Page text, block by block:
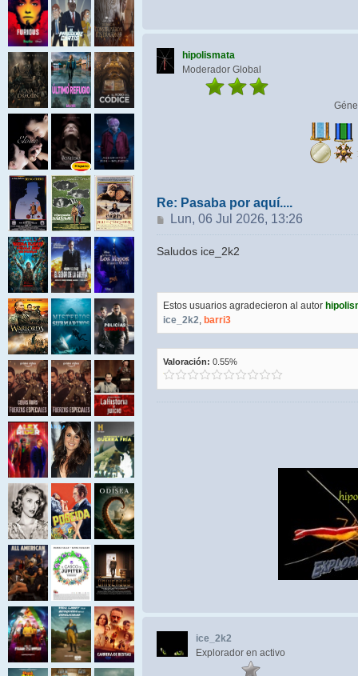
hipolismata
Moderador Global
Re: Pasaba por aquí....
Mensaje
Lun, 06 Jul 2026, 13:26
Saludos ice_2k2
Estos usuarios agradecieron al autor
ice_2k2, barri3
Valoración: 0.55%
ice_2k2
Explorador en activo